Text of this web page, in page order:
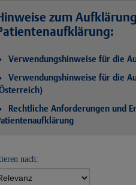
zum
Verwendungshinweise für die
Verwendungshinweise für die
Rechtliche Anforderungen und
nach: